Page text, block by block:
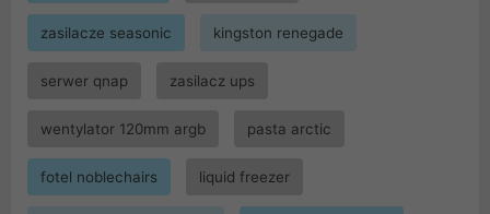
zasilacze seasonic kingston renegade
serwer qnap zasilacz ups
wentylator 120mm argb pasta arctic
fotel noblechairs liquid freezer